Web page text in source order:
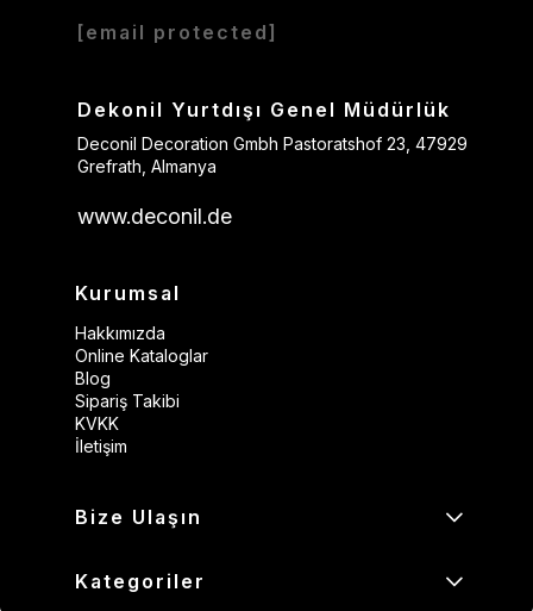
[email protected]
Dekonil Yurtdışı Genel Müdürlük
Deconil Decoration Gmbh Pastoratshof 23, 47929
Grefrath, Almanya
www.deconil.de
Kurumsal
Hakkımızda
Online Kataloglar
Blog
Sipariş Takibi
KVKK
İletişim
Bize Ulaşın
Kategoriler